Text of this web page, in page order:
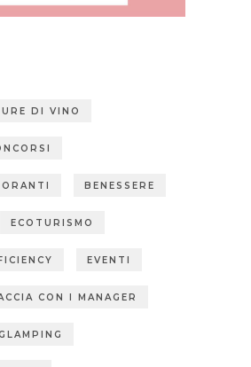
DI VINO
BENESSERE
ECOTURISMO
EVENTI
CON I MANAGER